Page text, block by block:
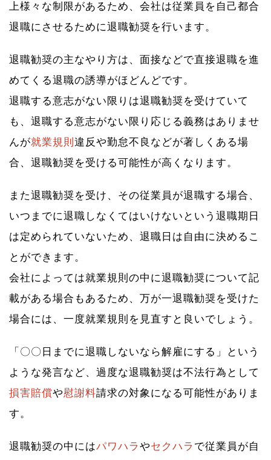
上様々な制限があるため、会社は従業員を自己都合
退職にさせるために退職勧奨を行います。
退職勧奨の主なやり方は、面接などで直接退職を進
めてくる退職の誘導がほどんどです。
退職する意志がない限りは退職勧奨を受けていて
も、退職する意志がない限り応じる義務はありませ
んが就業規則 違反や勤怠不良などが著しくある場
合、退職勧奨を受ける可能性が高くなります。
また退職勧奨を受け、その従業員が退職する場合、
いつまでに退職しなくてはいけないという退職期日
は定められていないため、退職日は自由に決めるこ
とができます。
会社によっては就業規則の中に退職勧奨について記
載がある場合もあるため、万が一退職勧奨を受けた
場合には、一度就業規則を見直すと良いでしょう。
「〇〇日までに退職しないなら解雇にする」という
ような発言など、過度な退職勧奨は不法行為として
損害賠償や慰謝料請求の対象になる可能性がありま
す。
退職勧奨の中にはパワハラ やセクハラ で従業員が自